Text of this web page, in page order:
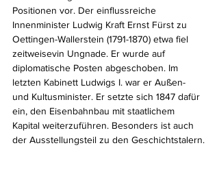
Positionen vor. Der einflussreiche
Innenminister Ludwig Kraft Ernst Fürst zu
Oettingen-Wallerstein (1791-1870) etwa fiel
zeitweisevin Ungnade. Er wurde auf
diplomatische Posten abgeschoben. Im
letzten Kabinett Ludwigs I. war er Außen-
und Kultusminister. Er setzte sich 1847 dafür
ein, den Eisenbahnbau mit staatlichem
Kapital weiterzuführen. Besonders ist auch
der Ausstellungsteil zu den Geschichtstalern.